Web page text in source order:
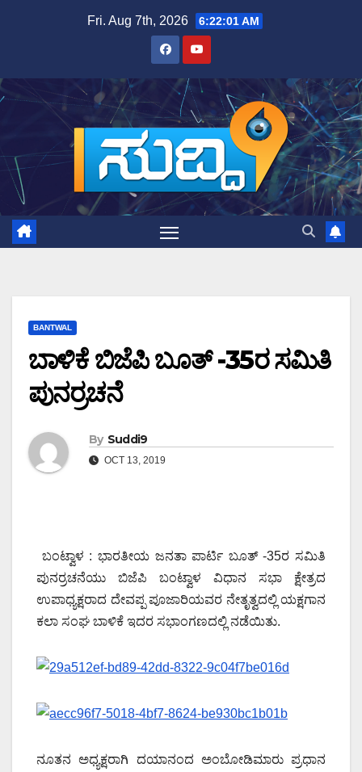
Fri. Aug 7th, 2026 6:22:02 AM
BANTWAL
ಬಾಳಿಕೆ ಬಿಜೆಪಿ ಬೂತ್ -35ರ ಸಮಿತಿ
ಪುನರ್ರಚನೆ
By Suddi9
OCT 13, 2019
ಬಂಟ್ವಾಳ : ಭಾರತೀಯ ಜನತಾ ಪಾರ್ಟಿ ಬೂತ್ -35ರ ಸಮಿತಿ
ಪುನರ್ರಚನೆಯು ಬಿಜೆಪಿ ಬಂಟ್ವಾಳ ವಿಧಾನ ಸಭಾ ಕ್ಷೇತ್ರದ
ಉಪಾಧ್ಯಕ್ಷರಾದ ದೇವಪ್ಪ ಪೂಜಾರಿಯವರ ನೇತೃತ್ವದಲ್ಲಿ ಯಕ್ಷಗಾನ
ಕಲಾ ಸಂಘ ಬಾಳಿಕೆ ಇದರ ಸಭಾಂಗಣದಲ್ಲಿ ನಡೆಯಿತು.
ನೂತನ ಅಧ್ಯಕ್ಷರಾಗಿ ದಯಾನಂದ ಅಂಬೋಡಿಮಾರು ಪ್ರಧಾನ